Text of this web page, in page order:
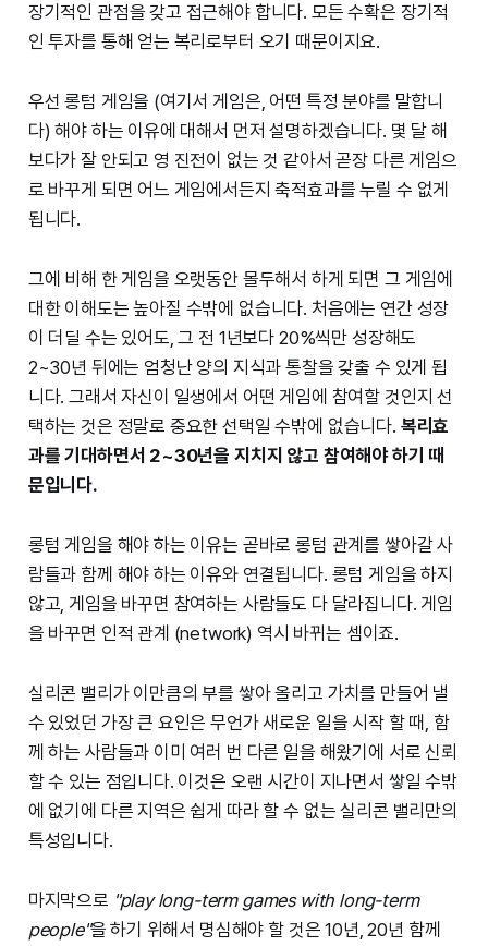
장기적인 관점을 갖고 접근해야 합니다. 모든 수확은 장기적
인 투자를 통해 얻는 복리로부터 오기 때문이지요.
우선 롱텀 게임을 (여기서 게임은, 어떤 특정 분야를 말합니
다) 해야 하는 이유에 대해서 먼저 설명하겠습니다. 몇 달 해
보다가 잘 안되고 영 진전이 없는 것 같아서 곧장 다른 게임으
로 바꾸게 되면 어느 게임에서든지 축적효과를 누릴 수 없게
됩니다.
그에 비해 한 게임을 오랫동안 몰두해서 하게 되면 그 게임에
대한 이해도는 높아질 수밖에 없습니다. 처음에는 연간 성장
이 더딜 수는 있어도, 그 전 1년보다 20%씩만 성장해도
2~30년 뒤에는 엄청난 양의 지식과 통찰을 갖출 수 있게 됩
니다. 그래서 자신이 일생에서 어떤 게임에 참여할 것인지 선
택하는 것은 정말로 중요한 선택일 수밖에 없습니다. 복리효
과를 기대하면서 2~30년을 지치지 않고 참여해야 하기 때
문입니다.
롱텀 게임을 해야 하는 이유는 곧바로 롱텀 관계를 쌓아갈 사
람들과 함께 해야 하는 이유와 연결됩니다. 롱텀 게임을 하지
않고, 게임을 바꾸면 참여하는 사람들도 다 달라집니다. 게임
을 바꾸면 인적 관계 (network) 역시 바뀌는 셈이죠.
실리콘 밸리가 이만큼의 부를 쌓아 올리고 가치를 만들어 낼
수 있었던 가장 큰 요인은 무언가 새로운 일을 시작 할 때, 함
께 하는 사람들과 이미 여러 번 다른 일을 해왔기에 서로 신뢰
할 수 있는 점입니다. 이것은 오랜 시간이 지나면서 쌓일 수밖
에 없기에 다른 지역은 쉽게 따라 할 수 없는 실리콘 밸리만의
특성입니다.
마지막으로 "play long-term games with long-term
people"을 하기 위해서 명심해야 할 것은 10년, 20년 함께